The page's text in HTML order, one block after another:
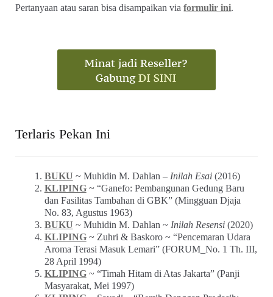
Pertanyaan atau saran bisa disampaikan viaformulir ini.
Terlaris Pekan Ini
BUKU ~ Muhidin M. Dahlan – Inilah Esai(2016)
KLIPING~ “Ganefo: Pembangunan Gedung Baru
dan Fasilitas Tambahan di GBK” (Mingguan Djaja
No. 83, Agustus 1963)
BUKU ~ Muhidin M. Dahlan ~ Inilah Resensi(2020)
KLIPING~ Zuhri & Baskoro ~ “Pencemaran Udara
Aroma Terasi Masuk Lemari” (FORUM_No. 1 Th. III,
28 April 1994)
KLIPING~ “Timah Hitam di Atas Jakarta” (Panji
Masyarakat, Mei 1997)